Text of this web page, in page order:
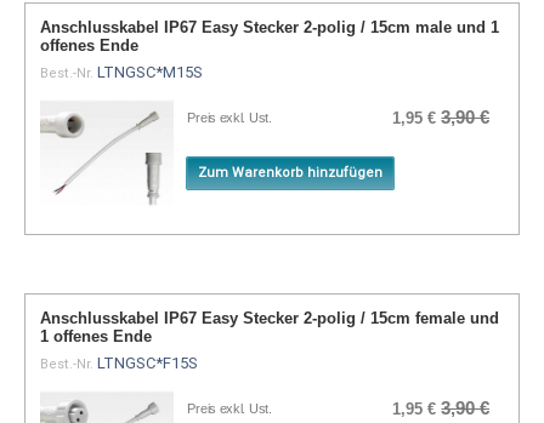
Anschlusskabel IP67 Easy Stecker 2-polig / 15cm male und 1
offenes Ende
Best.-Nr. LTNGSC*M15S
Preis exkl. Ust. 1,95 € 3,90 €
Zum Warenkorb hinzufügen
Anschlusskabel IP67 Easy Stecker 2-polig / 15cm female und
1 offenes Ende
Best.-Nr. LTNGSC*F15S
Preis exkl. Ust. 1,95 € 3,90 €